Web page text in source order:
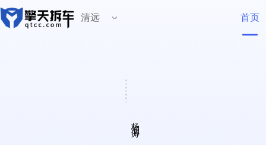
清远 首页
擎天拆车创始人
杨润涛